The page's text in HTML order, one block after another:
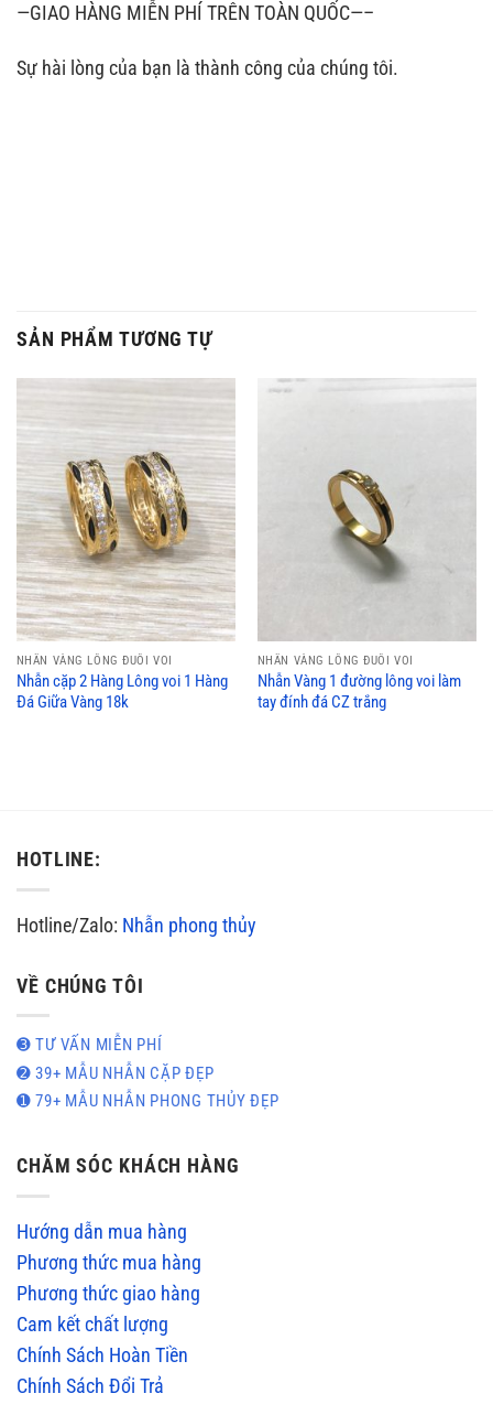
—GIAO HÀNG MIỄN PHÍ TRÊN TOÀN QUỐC—–
Sự hài lòng của bạn là thành công của chúng tôi.
SẢN PHẨM TƯƠNG TỰ
NHẪN VÀNG LÔNG ĐUÔI VOI
Nhẫn cặp 2 Hàng Lông voi 1 Hàng
Đá Giữa Vàng 18k
NHẪN VÀNG LÔNG ĐUÔI VOI
Nhẫn Vàng 1 đường lông voi làm
tay đính đá CZ trắng
HOTLINE:
Hotline/Zalo: Nhẫn phong thủy
VỀ CHÚNG TÔI
➌ TƯ VẤN MIỄN PHÍ
➋ 39+ MẪU NHẪN CẶP ĐẸP
➊ 79+ MẪU NHẪN PHONG THỦY ĐẸP
CHĂM SÓC KHÁCH HÀNG
Hướng dẫn mua hàng
Phương thức mua hàng
Phương thức giao hàng
Cam kết chất lượng
Chính Sách Hoàn Tiền
Chính Sách Đổi Trả